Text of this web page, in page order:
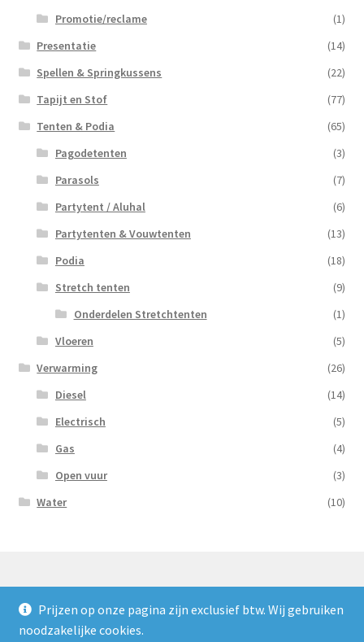
Prijzen op onze pagina zijn exclusief btw. Wij gebruiken
noodzakelijke cookies.
Promotie/reclame
(1)
Presentatie
(14)
Spellen & Springkussens
(22)
Tapijt en Stof
(77)
Tenten & Podia
(65)
Pagodetenten
(3)
Parasols
(7)
Partytent / Aluhal
(6)
Partytenten & Vouwtenten
(13)
Podia
(18)
Stretch tenten
(9)
Onderdelen Stretchtenten
(1)
Vloeren
(5)
Verwarming
(26)
Diesel
(14)
Electrisch
(5)
Gas
(4)
Open vuur
(3)
Water
(10)
© Nooijens Verhuur 2026
Privacybeleid
Gebouwd met WooCommerce